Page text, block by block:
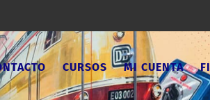
CURSOS MI CUENTA